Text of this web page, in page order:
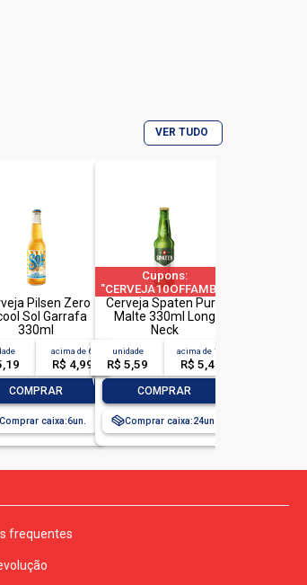
p>
VER TUDO
Pilsen Zero
Sol Garrafa
330ml
acima de 6
R$ 4,99
COMPRAR
Comprar caixa:6
Cupons:
a 1 pedido por CPF
Cerveja Spaten Puro
Malte 330ml Long
Neck
unidade
R$ 5,59
acima de 12
R$ 5,49
COMPRAR
Comprar caixa:24
frequentes